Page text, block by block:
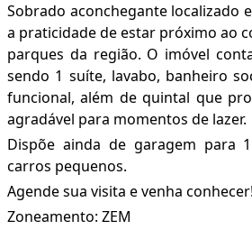
Sobrado aconchegante localizado
a praticidade de estar próximo ao
parques da região. O imóvel
sendo 1 suíte, lavabo, banheiro
funcional, além de quintal que
agradável para momentos de lazer.
Dispõe ainda de garagem para
carros pequenos.
Agende sua visita e venha conhecer!
Zoneamento: ZEM